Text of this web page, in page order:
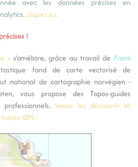
avec les données précises en
cliquez ici.
!
»s’améliore, grâce au travail de Frank
fond de carte vectorisé de
national de cartographie norvégien -
vous propose des Topos-guides
Venez les découvrir et
GPS !